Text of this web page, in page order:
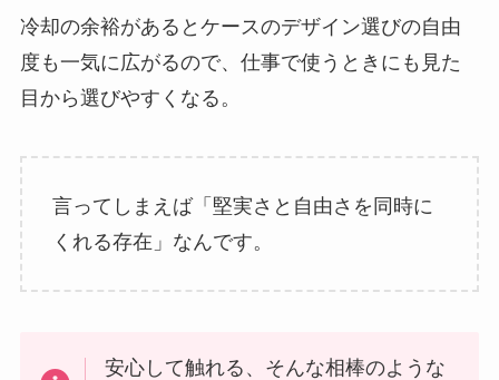
冷却の余裕があるとケースのデザイン選びの自由
度も一気に広がるので、仕事で使うときにも見た
目から選びやすくなる。
言ってしまえば「堅実さと自由さを同時に
くれる存在」なんです。
安心して触れる、そんな相棒のような